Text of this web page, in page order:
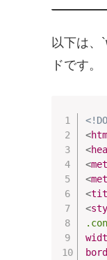
以下は、
ドです。
<
<
<
<
<
<